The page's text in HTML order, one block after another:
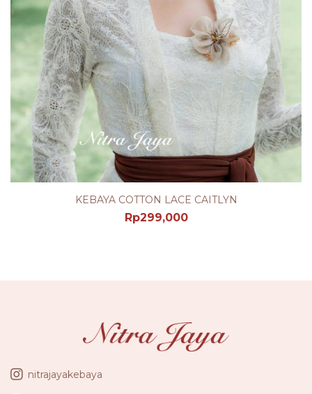
KEBAYA COTTON LACE CAITLYN
Rp299,000
nitrajayakebaya